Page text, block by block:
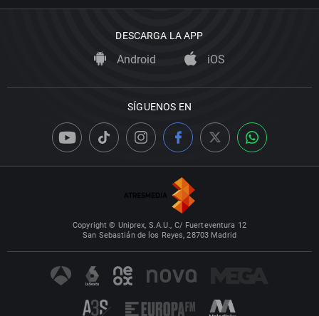
DESCARGA LA APP
Android iOS
SÍGUENOS EN
Copyright © Uniprex, S.A.U., C/ Fuerteventura 12
San Sebastián de los Reyes, 28703 Madrid